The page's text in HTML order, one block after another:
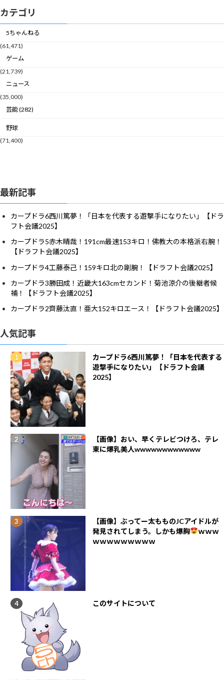
カテゴリ
5ちゃんねる
(61,471)
ゲーム
(21,739)
ニュース
(35,000)
芸能 (282)
野球
(71,400)
最新記事
カープドラ6西川篤夢！「日本を代表する遊撃手になりたい」【ドラ
フト会議2025】
カープドラ5赤木晴哉！191cm最速153キロ！佛教大の本格派右腕！
【ドラフト会議2025】
カープドラ4工藤泰己！159キロ北の剛腕！【ドラフト会議2025】
カープドラ3勝田成！近畿大163cmセカンド！菊池涼介の後継者候
補！【ドラフト会議2025】
カープドラ2齊藤汰直！亜大152キロエース！【ドラフト会議2025】
人気記事
カープドラ6西川篤夢！「日本を代表する
遊撃手になりたい」【ドラフト会議
2025】
【画像】おい、早くテレビつけろ、テレ
東に爆乳美人wwwwwwwwwwww
【画像】ぶってー太もものJCアイドルが
発見されてしまう。しかも爆胸
ｗｗｗ
ｗｗｗｗｗｗｗｗｗ
このサイトについて